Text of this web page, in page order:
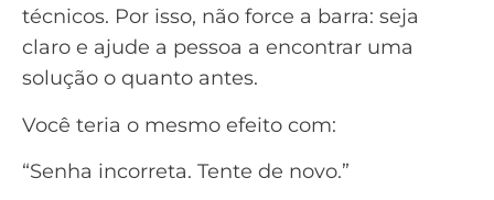
técnicos. Por isso, não force a barra: seja
claro e ajude a pessoa a encontrar uma
solução o quanto antes.
Você teria o mesmo efeito com:
“Senha incorreta. Tente de novo.”